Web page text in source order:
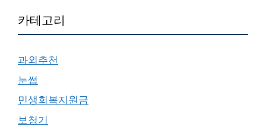
카테고리
과외추천
눈썹
민생회복지원금
보청기